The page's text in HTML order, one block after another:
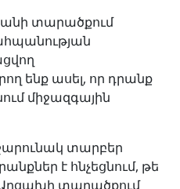
տարածքում
ենք ասել, որ դրանք
միջազգային
տարբեր
է հնչեցնում, թե
Արցախի տարածքում